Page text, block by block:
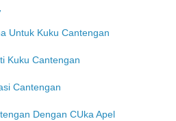
Untuk Kuku Cantengan
Kuku Cantengan
Cantengan
Dengan CUka Apel